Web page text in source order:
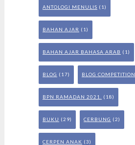
ANTOLOGI MENULIS (1)
BAHAN AJAR (1)
BAHAN AJAR BAHASA ARAB (1)
BLOG (17) BLOG COMPETITION
BPN RAMADAN 2021. (18)
BUKU (29) CERBUNG (2)
CERPEN ANAK (3)